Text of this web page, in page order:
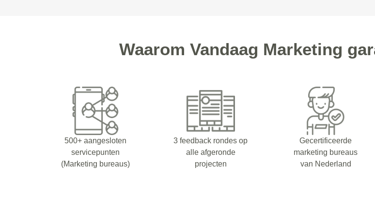
Waarom Vandaag Marketing
500+ aangesloten
servicepunten
(Marketing bureaus)
3 feedback rondes op
alle afgeronde
projecten
Gecertificeerde
marketing bureaus
van Nederland